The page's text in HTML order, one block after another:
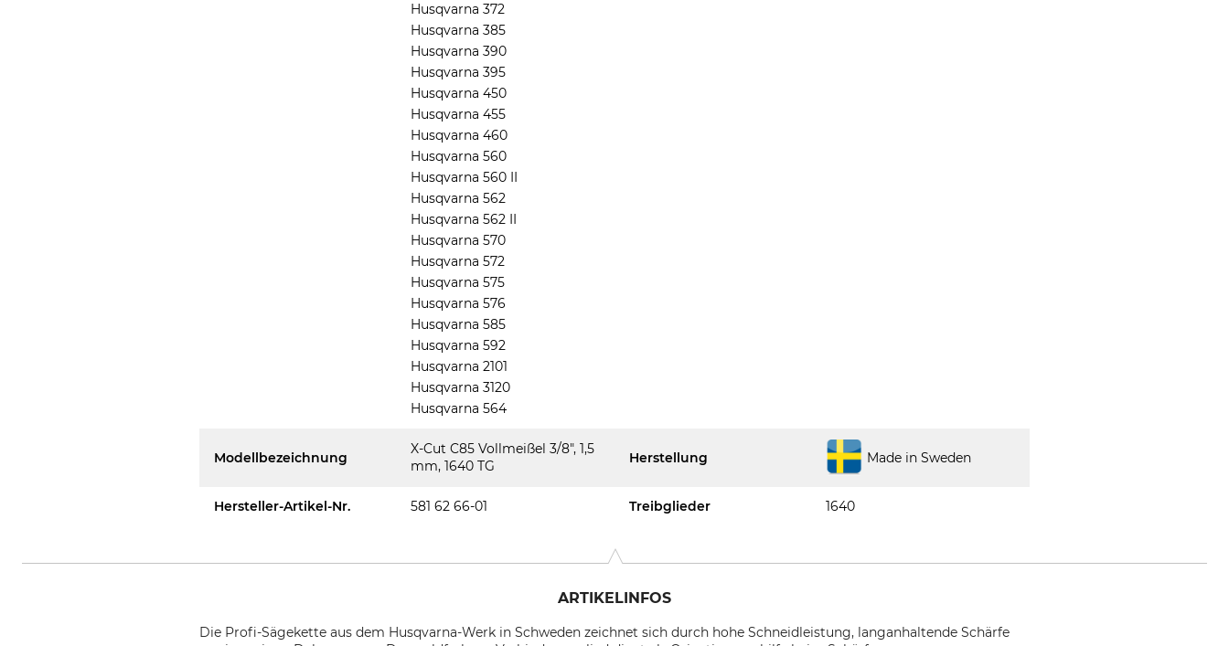
Husqvarna 372
Husqvarna 385
Husqvarna 390
Husqvarna 395
Husqvarna 450
Husqvarna 455
Husqvarna 460
Husqvarna 560
Husqvarna 560 II
Husqvarna 562
Husqvarna 562 II
Husqvarna 570
Husqvarna 572
Husqvarna 575
Husqvarna 576
Husqvarna 585
Husqvarna 592
Husqvarna 2101
Husqvarna 3120
Husqvarna 564
Modellbezeichnung
X-Cut C85 Vollmeißel 3/8", 1,5
mm, 1640 TG
Herstellung Made in Sweden
Hersteller-Artikel-Nr. 581 62 66-01 Treibglieder 1640
ARTIKELINFOS
Die Profi-Sägekette aus dem Husqvarna-Werk in Schweden zeichnet sich durch hohe Schneidleistung, langanhaltende Schärfe